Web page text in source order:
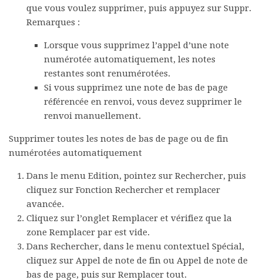
que vous voulez supprimer, puis appuyez sur Suppr.
Remarques :
Lorsque vous supprimez l’appel d’une note
numérotée automatiquement, les notes
restantes sont renumérotées.
Si vous supprimez une note de bas de page
référencée en renvoi, vous devez supprimer le
renvoi manuellement.
Supprimer toutes les notes de bas de page ou de fin
numérotées automatiquement
Dans le menu Edition, pointez sur Rechercher, puis
cliquez sur Fonction Rechercher et remplacer
avancée.
Cliquez sur l’onglet Remplacer et vérifiez que la
zone Remplacer par est vide.
Dans Rechercher, dans le menu contextuel Spécial,
cliquez sur Appel de note de fin ou Appel de note de
bas de page, puis sur Remplacer tout.